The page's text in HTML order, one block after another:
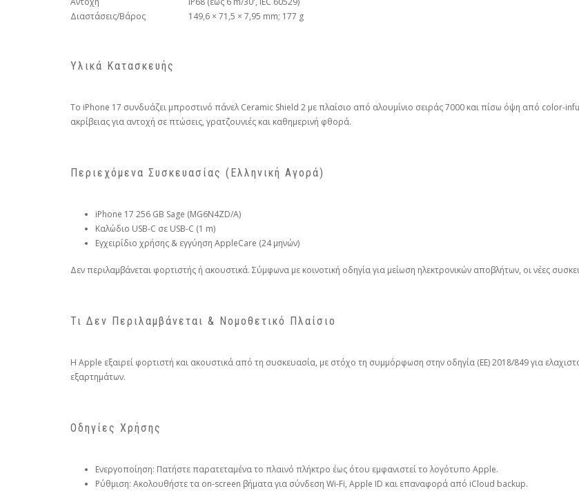
Διαστάσεις/Βάρος
149,6 × 71,5 × 7,95 mm; 177 g
Υλικά Κατασκευής
Το iPhone 17 συνδυάζει μπροστινό πάνελ Ceramic Shield 2 με πλαίσιο από αλουμίνιο σειράς 7000 και πίσω όψη από color-
ακρίβειας για αντοχή σε πτώσεις, γρατζουνιές και καθημερινή φθορά.
Περιεχόμενα Συσκευασίας (Ελληνική Αγορά)
iPhone 17 256 GB Sage (MG6N4ZD/A)
Καλώδιο USB-C σε USB-C (1 m)
Εγχειρίδιο χρήσης & εγγύηση AppleCare (24 μηνών)
Δεν περιλαμβάνεται φορτιστής ή ακουστικά. Σύμφωνα με κοινοτική οδηγία για μείωση ηλεκτρονικών αποβλήτων, οι νέες
Τι Δεν Περιλαμβάνεται & Νομοθετικό Πλαίσιο
Η Apple εξαιρεί φορτιστή και ακουστικά από τη συσκευασία, με στόχο τη συμμόρφωση στην οδηγία (ΕΕ) 2018/849 για
εξαρτημάτων.
Οδηγίες Χρήσης
Ενεργοποίηση: Πατήστε παρατεταμένα το πλαινό πλήκτρο έως ότου εμφανιστεί το λογότυπο Apple.
Ρύθμιση: Ακολουθήστε τα on-screen βήματα για σύνδεση Wi-Fi, Apple ID και επαναφορά από iCloud backup.